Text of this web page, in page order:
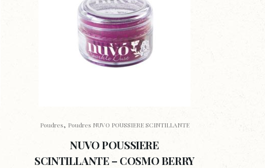
Poudres, Poudres NUVO POUSSIERE SCINTILLANTE
NUVO POUSSIERE
SCINTILLANTE – COSMO BERRY